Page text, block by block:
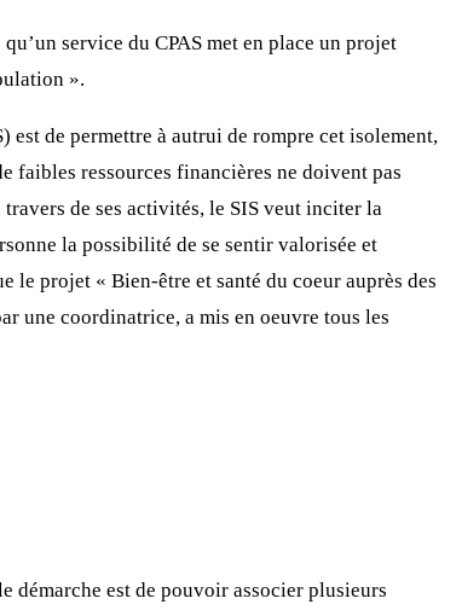
service du CPAS met en place un projet
».
de permettre à autrui de rompre cet isolement,
faibles ressources financières ne doivent pas
de ses activités, le SIS veut inciter la
la possibilité de se sentir valorisée et
le projet « Bien-être et santé du coeur auprès des
une coordinatrice, a mis en oeuvre tous les
démarche est de pouvoir associer plusieurs